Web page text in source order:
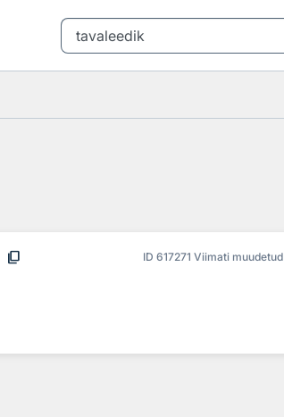
content_copy ID 617271 Viimati muudetud